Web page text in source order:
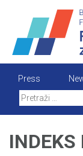
content
Press
INDEKS